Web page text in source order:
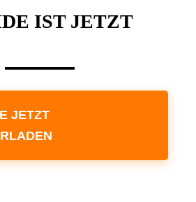
IST JETZT
JETZT